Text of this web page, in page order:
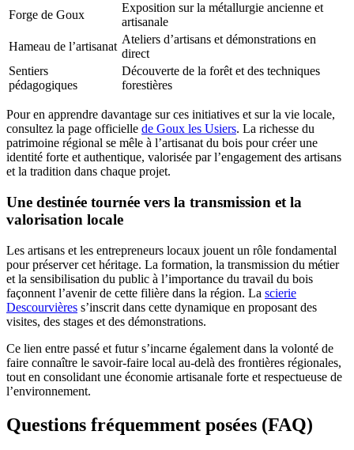
Forge de Goux
Exposition sur la métallurgie ancienne et
artisanale
Hameau de l’artisanat
Ateliers d’artisans et démonstrations en
direct
Sentiers
pédagogiques
Découverte de la forêt et des techniques
forestières
Pour en apprendre davantage sur ces initiatives et sur la vie locale,
consultez la page officielle de Goux les Usiers. La richesse du
patrimoine régional se mêle à l’artisanat du bois pour créer une
identité forte et authentique, valorisée par l’engagement des artisans
et la tradition dans chaque projet.
Une destinée tournée vers la transmission et la
valorisation locale
Les artisans et les entrepreneurs locaux jouent un rôle fondamental
pour préserver cet héritage. La formation, la transmission du métier
et la sensibilisation du public à l’importance du travail du bois
façonnent l’avenir de cette filière dans la région. La scierie
Descourvières s’inscrit dans cette dynamique en proposant des
visites, des stages et des démonstrations.
Ce lien entre passé et futur s’incarne également dans la volonté de
faire connaître le savoir-faire local au-delà des frontières régionales,
tout en consolidant une économie artisanale forte et respectueuse de
l’environnement.
Questions fréquemment posées (FAQ)